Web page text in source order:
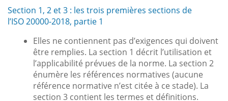
Section 1, 2 et 3 : les trois premières sections de
l’ISO 20000-2018, partie 1
Elles ne contiennent pas d’exigences qui doivent
être remplies. La section 1 décrit l’utilisation et
l’applicabilité prévues de la norme. La section 2
énumère les références normatives (aucune
référence normative n’est citée à ce stade). La
section 3 contient les termes et définitions.